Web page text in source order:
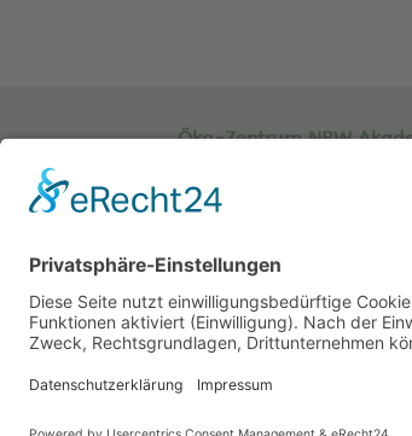
Öko-Zentrum NRW
Sachsenweg 8
59073 Hamm
Tel.: 02381 / 30 220-0
Fax.: 02381 / 30 220-30
info[at]oe-